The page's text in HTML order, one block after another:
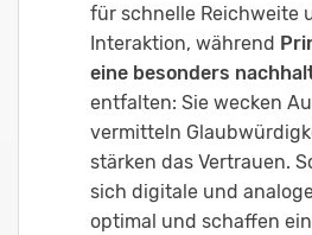
für schnelle Reichweite
Interaktion, während
eine besonders
entfalten: Sie wecken
vermitteln
stärken das Vertrauen.
sich digitale und
optimal und schaffen